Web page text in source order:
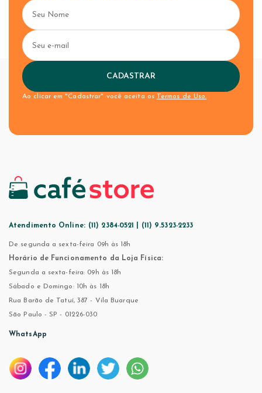
CADASTRAR
Ao clicar em "Cadastrar" você aceita os Termos de Uso.
Atendimento Online: (11) 2384-0521 | (11) 9.5323-2233
De segunda a sexta-feira 09h às 18h
Horário de Funcionamento da Loja Física:
Segunda a sexta-feira: 09h às 18h
Sábado e Domingo: 10h às 18h
Rua Barão de Tatuí, 387 - Vila Buarque
São Paulo - SP - 01226-030
WhatsApp